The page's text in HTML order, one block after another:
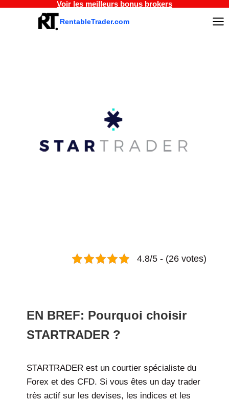
Aller
Voir les meilleurs bonus brokers
RentableTrader.com
4.8/5 - (26 votes)
EN BREF: Pourquoi choisir
STARTRADER ?
STARTRADER est un courtier spécialiste du
Forex et des CFD. Si vous êtes un day trader
très actif sur les devises, les indices et les